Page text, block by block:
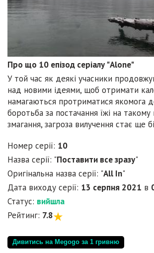
Про що 10 епізод серіалу "Alone"
У той час як деякі учасники
над новими ідеями, щоб отримати
намагаються протриматися якомога
боротьба за постачання їжі на такому
змагання, загроза вилучення стає ще
Номер серії: 10
Назва серії: "Поставити все зразу"
Оригінальна назва серії: "All In"
Дата виходу серії: 13 серпня 2021 в
Статус: вийшла
Рейтинг: 7.8
Дивитись на Megogo за 1 гривню